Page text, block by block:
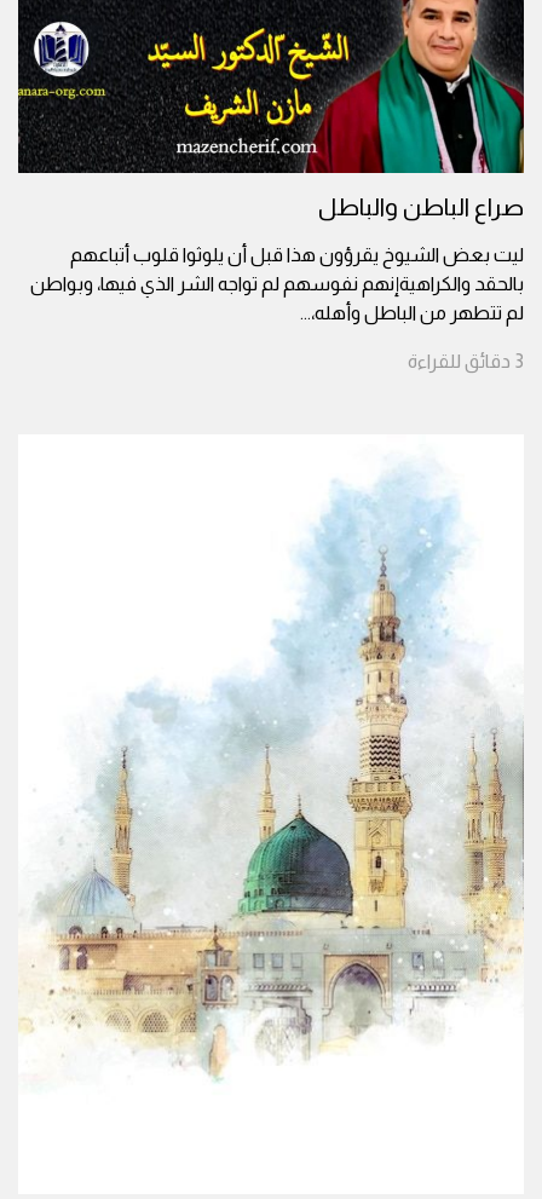
صراع الباطن والباطل
ليت بعض الشيوخ يقرؤون هذا قبل أن يلوثوا قلوب أتباعهم
بالحقد والكراهيةإنهم نفوسهم لم تواجه الشر الذي فيها، وبواطن
لم تتطهر من الباطل وأهله،...
3 دقائق للقراءة